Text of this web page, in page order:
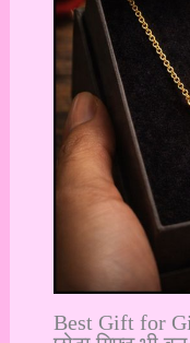
Best Gift for